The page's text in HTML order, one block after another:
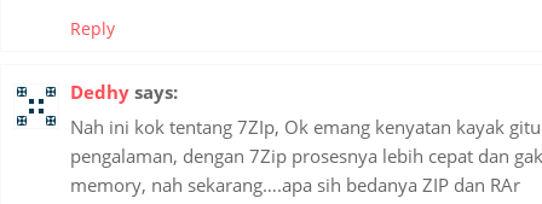
Reply
Dedhy says:
Nah ini kok tentang 7ZIp, Ok emang kenyatan kayak
pengalaman, dengan 7Zip prosesnya lebih cepat dan
memory, nah sekarang….apa sih bedanya ZIP dan RAr